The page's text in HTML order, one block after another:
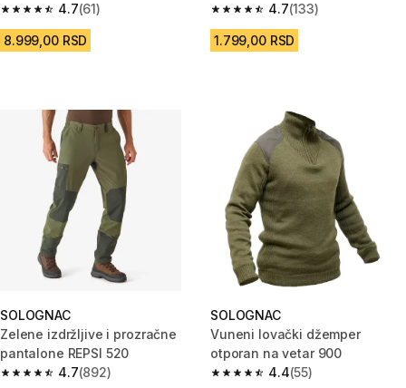
4.7
4.7 od 5 zvezdica from 61 Recenzije
(61)
8.999,00 RSD
4.7
4.7 od 5 zvezdica from 133
(133)
1.799,00 RSD
SOLOGNAC
Zelene izdržljive i prozračne
pantalone REPSI 520
4.7
4.7 od 5 zvezdica from 892 Recenzije
(892)
SOLOGNAC
Vuneni lovački džemper
otporan na vetar 900
4.4
4.4 od 5 zvezdica from 55
(55)